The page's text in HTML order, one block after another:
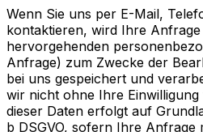
Wenn Sie uns per E-Mail,
kontaktieren, wird Ihre
hervorgehenden
Anfrage) zum Zwecke der
bei uns gespeichert und
wir nicht ohne Ihre
dieser Daten erfolgt auf
b DSGVO, sofern Ihre Anfrage